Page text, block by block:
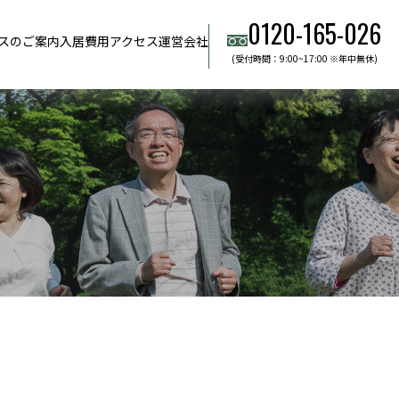
のご案内入居費用アクセス運営会社 0120-165-026
(受付時間：9:00~17:00 ※年中無休)